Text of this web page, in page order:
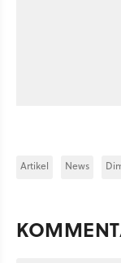
Artikel News